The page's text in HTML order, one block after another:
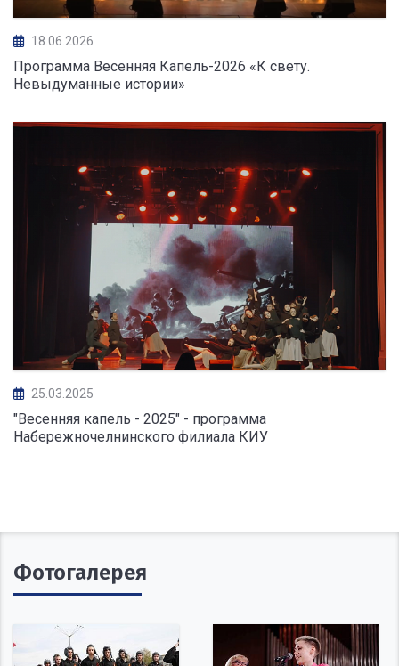
18.06.2026
Программа Весенняя Капель-2026 «К свету.
Невыдуманные истории»
25.03.2025
"Весенняя капель - 2025" - программа
Набережночелнинского филиала КИУ
Фотогалерея